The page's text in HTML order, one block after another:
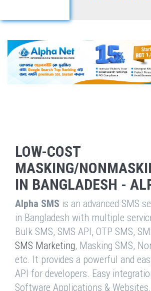
LOW-COST
MASKING/
IN BANGLADESH -
Alpha SMS is an advanced SMS
in Bangladesh with multiple
Bulk SMS, SMS API, OTP SMS,
SMS Marketing, Masking SMS,
etc. It provides a powerful and
API for developers. Easy
Software Applications &